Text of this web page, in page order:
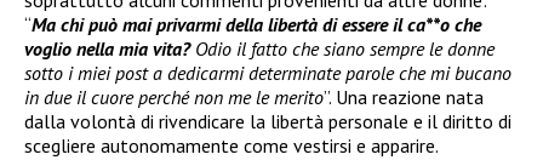
“Ma chi può mai privarmi della libertà di essere il ca**o che
voglio nella mia vita? Odio il fatto che siano sempre le donne
sotto i miei post a dedicarmi determinate parole che mi bucano
in due il cuore perché non me le merito”. Una reazione nata
dalla volontà di rivendicare la libertà personale e il diritto di
scegliere autonomamente come vestirsi e apparire.